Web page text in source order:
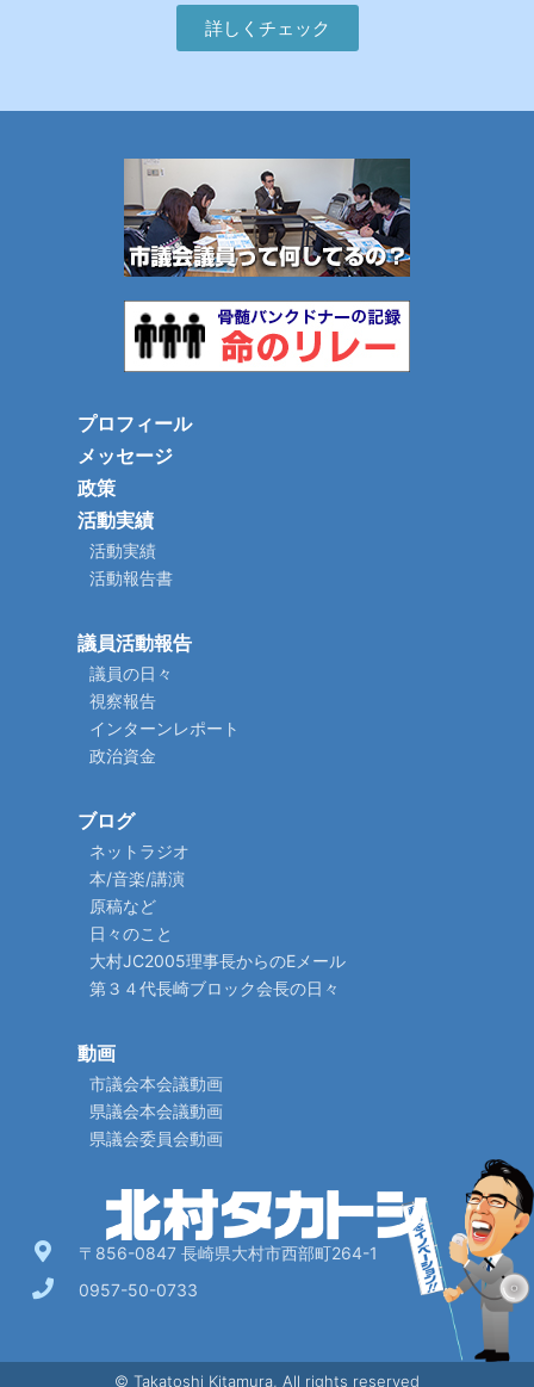
詳しくチェック
プロフィール
メッセージ
政策
活動実績
活動実績
活動報告書
議員活動報告
議員の日々
視察報告
インターンレポート
政治資金
ブログ
ネットラジオ
本/音楽/講演
原稿など
日々のこと
大村JC2005理事長からのEメール
第３４代長崎ブロック会長の日々
動画
市議会本会議動画
県議会本会議動画
県議会委員会動画
〒856-0847 長崎県大村市西部町264-1
0957-50-0733
© Takatoshi Kitamura, All rights reserved